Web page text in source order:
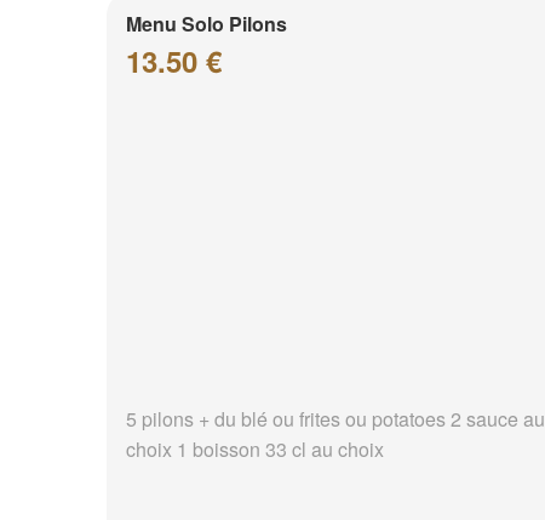
Menu Solo Pilons
13.50 €
5 pilons + du blé ou frites ou potatoes 2 sauce au
choix 1 boisson 33 cl au choix